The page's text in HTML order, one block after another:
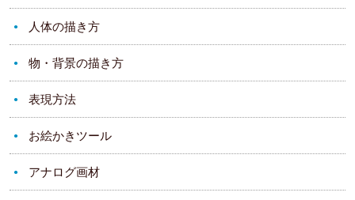
人体の描き方
物・背景の描き方
表現方法
お絵かきツール
アナログ画材